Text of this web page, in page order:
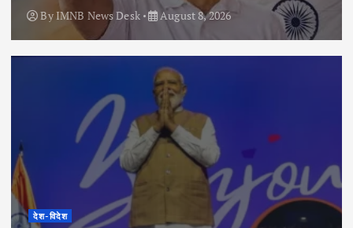
By IMNB News Desk August 8, 2026
देश-विदेश